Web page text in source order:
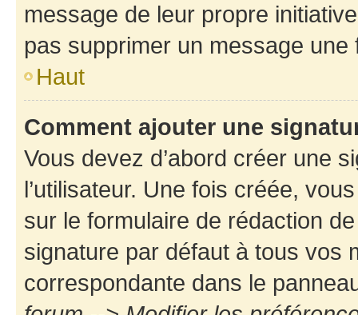
message de leur propre
pas supprimer un message une
Haut
Comment ajouter une
Vous devez d’abord créer une
l’utilisateur. Une fois créée,
sur le formulaire de rédaction
signature par défaut à tous vos
correspondante dans le